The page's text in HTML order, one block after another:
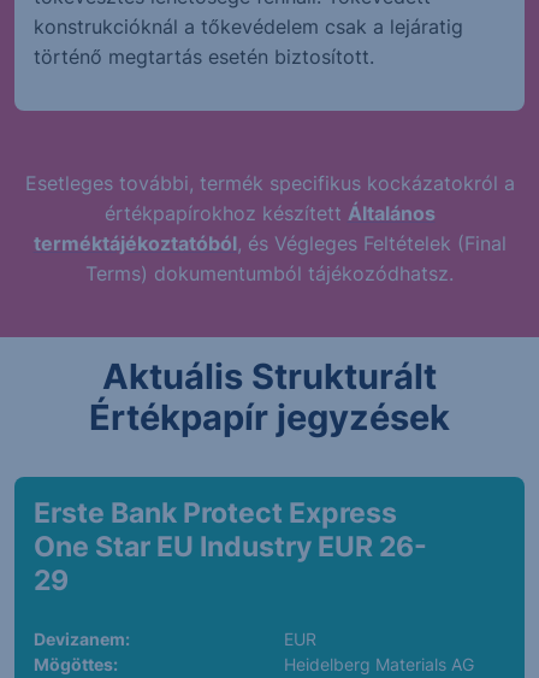
konstrukcióknál a tőkevédelem csak a lejáratig
történő megtartás esetén biztosított.
Esetleges további, termék specifikus kockázatokról a
értékpapírokhoz készített Általános
terméktájékoztatóból, és Végleges Feltételek (Final
Terms) dokumentumból tájékozódhatsz.
Aktuális Strukturált
Értékpapír jegyzések
Erste Bank Protect Express
One Star EU Industry EUR 26-
29
Devizanem:
EUR
Mögöttes:
Heidelberg Materials AG